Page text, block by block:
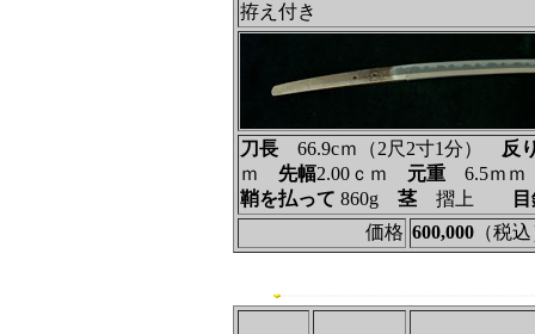
拵え付き
刀長66.9cｍ（2尺2寸1分）
反
ｍ 先幅2.00ｃｍ 元重6.5ｍ
鞘を払って 860g 茎摺上
価格 600,000（税込